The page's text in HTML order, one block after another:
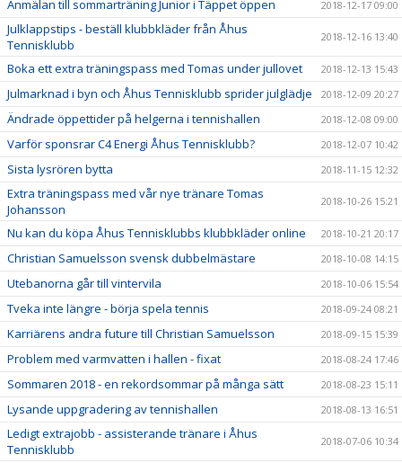
Anmälan till sommarträning Junior i Täppet öppen 2018-12-17 09:00
Julklappstips - beställ klubbkläder från Åhus
Tennisklubb
2018-12-16 13:40
Boka ett extra träningspass med Tomas under jullovet 2018-12-13 15:43
Julmarknad i byn och Åhus Tennisklubb sprider julglädje 2018-12-09 20:27
Ändrade öppettider på helgerna i tennishallen 2018-12-08 09:00
Varför sponsrar C4 Energi Åhus Tennisklubb? 2018-12-07 10:42
Sista lysrören bytta 2018-11-15 12:32
Extra träningspass med vår nye tränare Tomas
Johansson
2018-10-26 15:21
Nu kan du köpa Åhus Tennisklubbs klubbkläder online 2018-10-21 20:17
Christian Samuelsson svensk dubbelmästare 2018-10-08 14:15
Utebanorna går till vintervila 2018-10-06 15:54
Tveka inte längre - börja spela tennis 2018-09-24 08:21
Karriärens andra future till Christian Samuelsson 2018-09-15 15:39
Problem med varmvatten i hallen - fixat 2018-08-24 17:46
Sommaren 2018 - en rekordsommar på många sätt 2018-08-23 15:11
Lysande uppgradering av tennishallen 2018-08-13 16:51
Ledigt extrajobb - assisterande tränare i Åhus
Tennisklubb
2018-07-06 10:34